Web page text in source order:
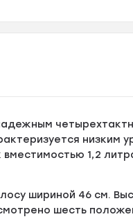
низким
1,2
шириной 46 см.
шесть